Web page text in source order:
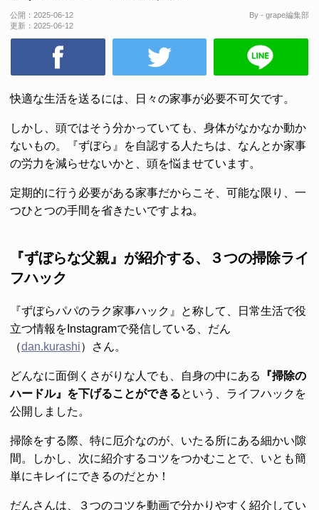
公開： 2025-06-12
更新： 2025-06-12
By - grape編集部
快適な生活を送るには、日々の家事が必要不可欠です。
しかし、頭ではそう分かっていても、身体がなかなか動か
ないもの。『ずぼら』を自認する人たちは、なんとか家事
の労力を減らせないかと、頭を悩ませています。
定期的に行う必要がある家事だからこそ、可能な限り、一
つひとつの手間を省きたいですよね。
『ずぼらな父親』が紹介する、３つの掃除ライ
フハック
『ずぼらパパのラク家事ハック』と称して、日常生活で役
立つ情報をInstagramで発信している、だん
（dan.kurashi）さん。
どんなに面倒くさがりな人でも、自身の中にある
『掃除の
ハードル』を下げることができるという、ライフハックを
公開しました。
掃除をする際、特に厄介なのが、いたる所にある細かい隙
間。しかし、次に紹介するコツをつかむことで、いとも簡
単にキレイにできるのだとか！
だんさんは、３つのコツを動画で分かりやすく紹介してい